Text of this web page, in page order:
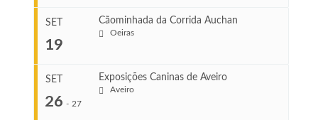
Ago 23, 2026
VENUE
Set 11, 2026
Set 12, 2026
VENUE
COMEÇA
SET
19
Cãominhada da Corrida Auchan
Oeiras
SET
26 - 27
Exposições Caninas de Aveiro
Aveiro